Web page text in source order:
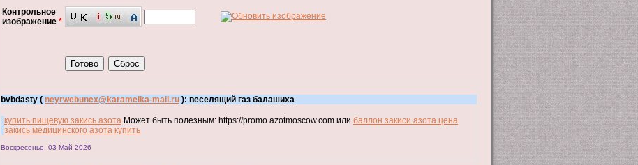
Контрольное
изображение *
bvbdasty ( neyrwebunex@karamelka-mail.ru ): веселящий газ балашиха
купить пищевую закись азота Может быть полезным: https://promo.azotmoscow.com или баллон закиси азота цена
закись медицинского азота купить
Воскресенье, 03 Май 2026